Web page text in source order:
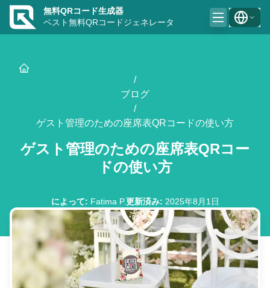
無料QRコード生成器
ベスト無料QRコードジェネレータ
/
ブログ
/
ゲスト管理のための座席表QRコードの使い方
ゲスト管理のための座席表QRコー
ドの使い方
によって: Fatima P.更新済み: 2025年8月1日